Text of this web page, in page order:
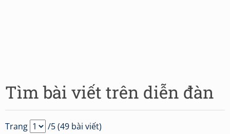
Tìm bài viết trên diễn đàn
Trang /5 (49 bài viết)